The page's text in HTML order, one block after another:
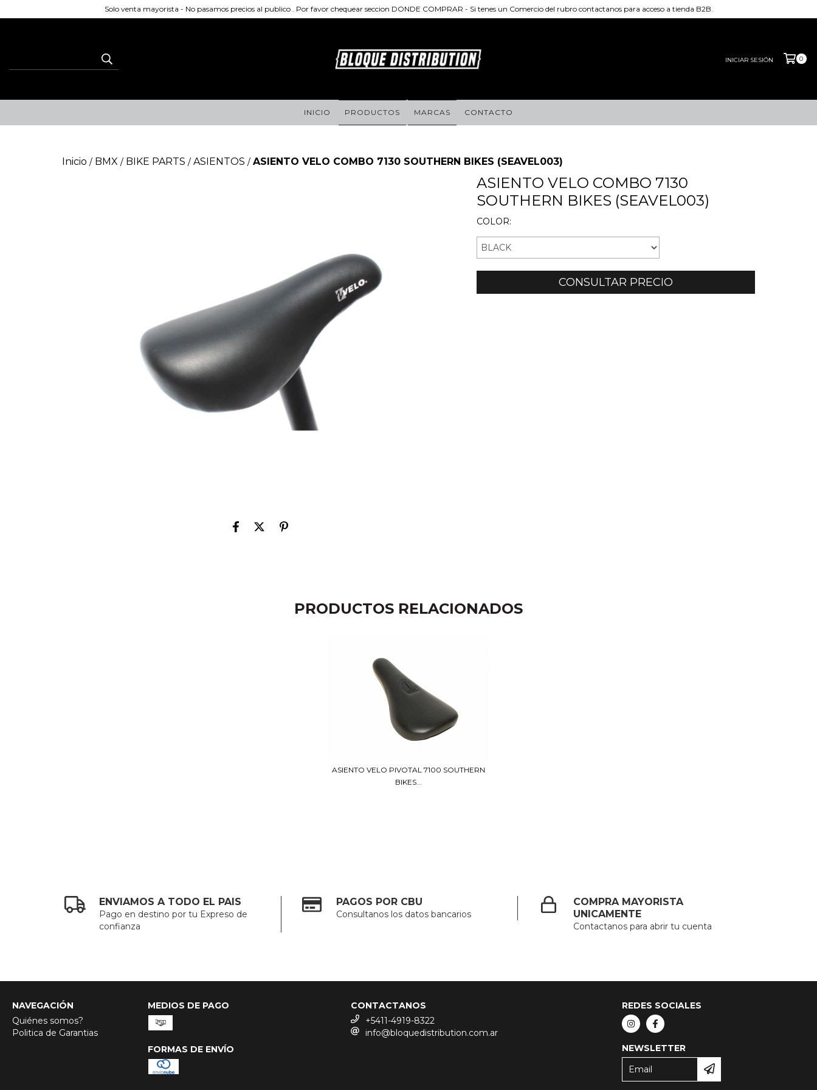
Solo venta mayorista - No pasamos precios al publico . Por favor chequear seccion DONDE COMPRAR - Si tenes un Comercio del rubro contactanos para acceso a tienda B2B.
INICIAR SESIÓN 0
INICIO PRODUCTOS MARCAS CONTACTO
Inicio / BMX / BIKE PARTS / ASIENTOS / ASIENTO VELO COMBO 7130 SOUTHERN BIKES (SEAVEL003)
ASIENTO VELO COMBO 7130
SOUTHERN BIKES (SEAVEL003)
COLOR:
PRODUCTOS RELACIONADOS
ASIENTO VELO PIVOTAL 7100 SOUTHERN
BIKES...
ENVIAMOS A TODO EL PAIS
Pago en destino por tu Expreso de
confianza
PAGOS POR CBU
Consultanos los datos bancarios
COMPRA MAYORISTA
UNICAMENTE
Contactanos para abrir tu cuenta
NAVEGACIÓN
Quiénes somos?
Politica de Garantias
MEDIOS DE PAGO
FORMAS DE ENVÍO
CONTACTANOS
+5411-4919-8322
info@bloquedistribution.com.ar
REDES SOCIALES
NEWSLETTER